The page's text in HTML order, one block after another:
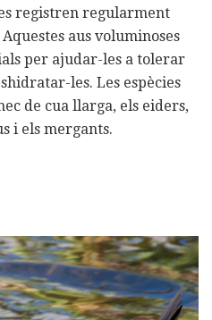
registren regularment
aus voluminoses
per ajudar-les a tolerar
les. Les espècies
de cua llarga, els eiders,
i els mergants.